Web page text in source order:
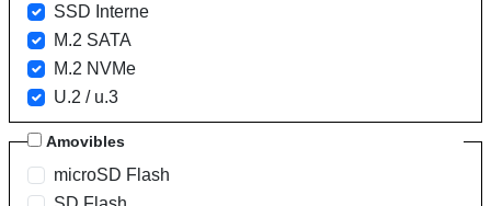
SSD Interne
M.2 SATA
M.2 NVMe
U.2 / u.3
Amovibles
microSD Flash